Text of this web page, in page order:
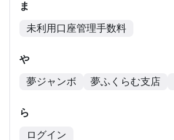
ま
未利用口座管理手数料
や
夢ジャンボ
夢ふくらむ支店
ら
ログイン